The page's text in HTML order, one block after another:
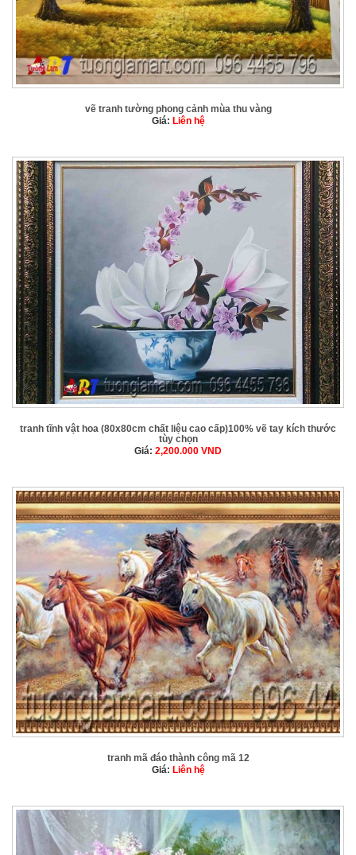
vẽ tranh tường phong cảnh mùa thu vàng
Giá: Liên hệ
tranh tĩnh vật hoa (80x80cm chất liệu cao cấp)100% vẽ tay kích thước
tùy chọn
Giá: 2,200.000 VND
tranh mã đáo thành công mã 12
Giá: Liên hệ